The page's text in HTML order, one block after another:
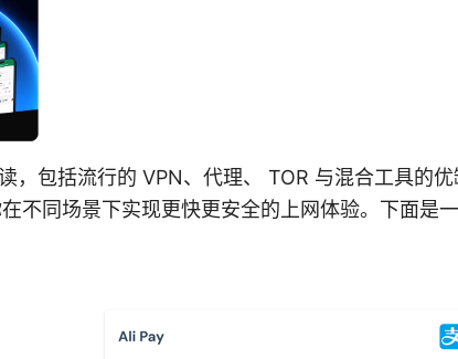
，包括流行的 VPN、代理、 TOR 与混合工具的
不同场景下实现更快更安全的上网体验。下面是